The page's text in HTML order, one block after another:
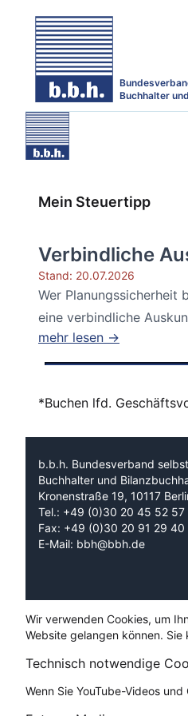
Buchhalter
Mein Steuertipp
Verbindliche
Stand: 20.07.2026
Wer Planungssicherheit
eine verbindliche
mehr lesen →
*Buchen lfd.
b.b.h. Bundesverband
Buchhalter und
Kronenstraße 19, 10117
Tel.: +49 (0)30 20 45 52 57
Fax: +49 (0)30 20 91 29 40
E-Mail: bbh@bbh.de
Wir verwenden Cookies, um
Website gelangen können.
Technisch notwendige
Wenn Sie YouTube-Videos